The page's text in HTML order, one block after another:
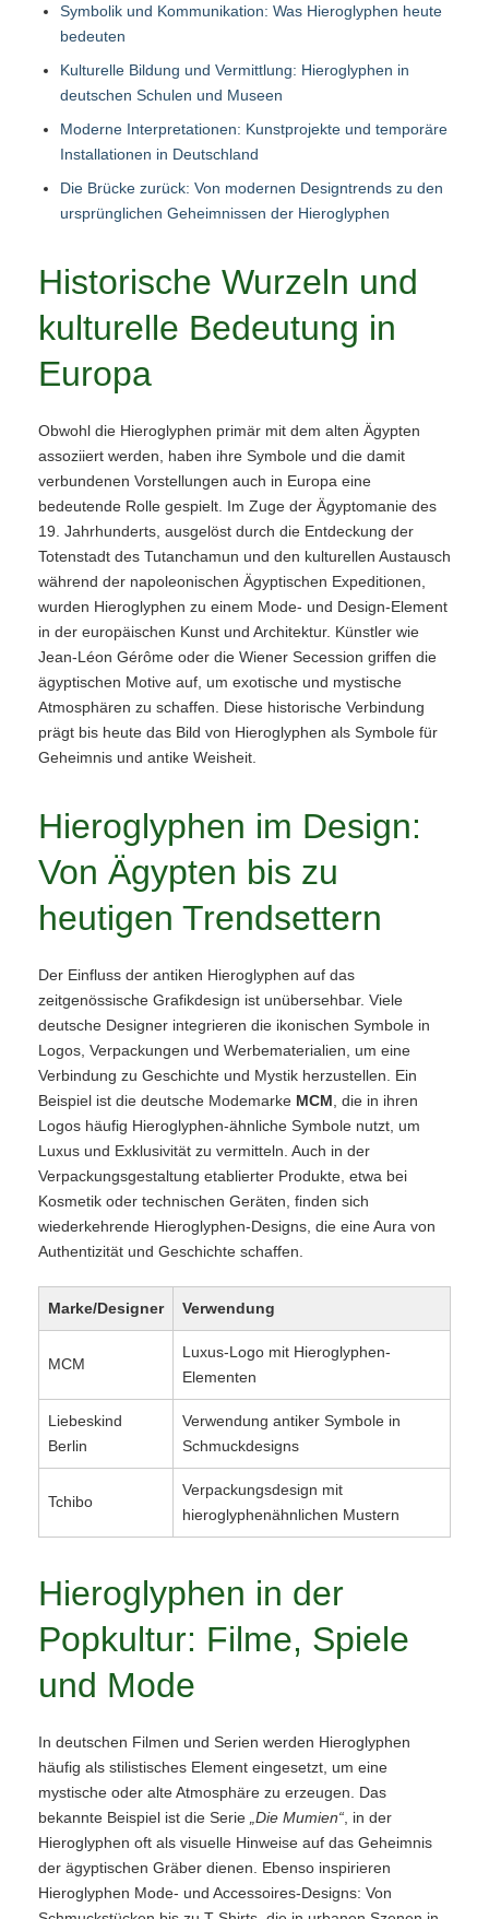
Symbolik und Kommunikation: Was Hieroglyphen heute
bedeuten
Kulturelle Bildung und Vermittlung: Hieroglyphen in
deutschen Schulen und Museen
Moderne Interpretationen: Kunstprojekte und temporäre
Installationen in Deutschland
Die Brücke zurück: Von modernen Designtrends zu den
ursprünglichen Geheimnissen der Hieroglyphen
Historische Wurzeln und
kulturelle Bedeutung in
Europa
Obwohl die Hieroglyphen primär mit dem alten Ägypten
assoziiert werden, haben ihre Symbole und die damit
verbundenen Vorstellungen auch in Europa eine
bedeutende Rolle gespielt. Im Zuge der Ägyptomanie des
19. Jahrhunderts, ausgelöst durch die Entdeckung der
Totenstadt des Tutanchamun und den kulturellen Austausch
während der napoleonischen Ägyptischen Expeditionen,
wurden Hieroglyphen zu einem Mode- und Design-Element
in der europäischen Kunst und Architektur. Künstler wie
Jean-Léon Gérôme oder die Wiener Secession griffen die
ägyptischen Motive auf, um exotische und mystische
Atmosphären zu schaffen. Diese historische Verbindung
prägt bis heute das Bild von Hieroglyphen als Symbole für
Geheimnis und antike Weisheit.
Hieroglyphen im Design:
Von Ägypten bis zu
heutigen Trendsettern
Der Einfluss der antiken Hieroglyphen auf das
zeitgenössische Grafikdesign ist unübersehbar. Viele
deutsche Designer integrieren die ikonischen Symbole in
Logos, Verpackungen und Werbematerialien, um eine
Verbindung zu Geschichte und Mystik herzustellen. Ein
Beispiel ist die deutsche Modemarke MCM , die in ihren
Logos häufig Hieroglyphen-ähnliche Symbole nutzt, um
Luxus und Exklusivität zu vermitteln. Auch in der
Verpackungsgestaltung etablierter Produkte, etwa bei
Kosmetik oder technischen Geräten, finden sich
wiederkehrende Hieroglyphen-Designs, die eine Aura von
Authentizität und Geschichte schaffen.
Marke/Designer Verwendung
MCM
Luxus-Logo mit Hieroglyphen-
Elementen
Liebeskind
Berlin
Verwendung antiker Symbole in
Schmuckdesigns
Tchibo
Verpackungsdesign mit
hieroglyphenähnlichen Mustern
Hieroglyphen in der
Popkultur: Filme, Spiele
und Mode
In deutschen Filmen und Serien werden Hieroglyphen
häufig als stilistisches Element eingesetzt, um eine
mystische oder alte Atmosphäre zu erzeugen. Das
bekannte Beispiel ist die Serie „Die Mumien“ , in der
Hieroglyphen oft als visuelle Hinweise auf das Geheimnis
der ägyptischen Gräber dienen. Ebenso inspirieren
Hieroglyphen Mode- und Accessoires-Designs: Von